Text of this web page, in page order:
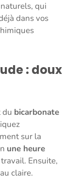
qui
dans vos
: doux
du bicarbonate
sur la
une heure
Ensuite,
claire.